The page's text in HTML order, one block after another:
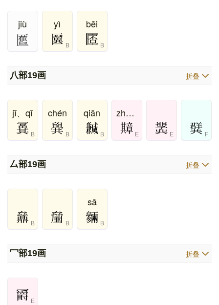
jiù
匶
yì
B
bēi
B
八部19画 折叠
jī、qī
B
chén
B
qiān
B
zhāng
E E F
厶部19画 折叠
B B
sā
B
冖部19画 折叠
E